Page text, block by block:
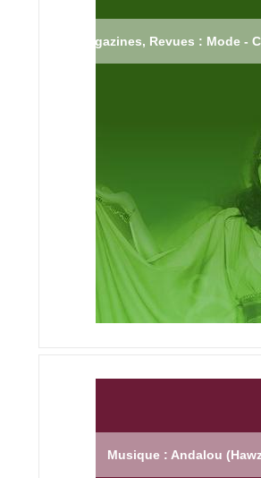
Magazines, Revues : Mode -
Musique : Andalou